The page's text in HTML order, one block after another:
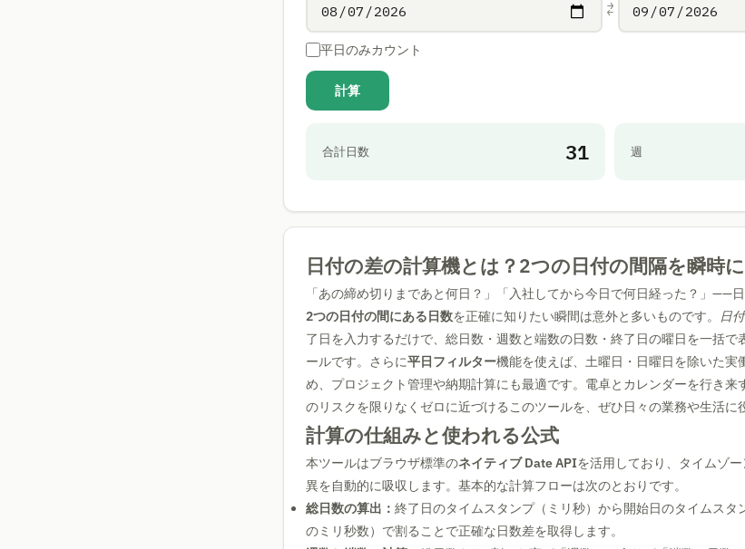
⇄
平日のみカウント
計算
合計日数 31 週
日付の差の計算機とは？2つの日付の間隔を瞬時
「あの締め切りまであと何日？」「入社してから今日で何日経った？」——
2つの日付の間にある日数を正確に知りたい瞬間は意外と多いものです。 日
了日を入力するだけで、総日数・週数と端数の日数・終了日の曜日を一括で
ールです。さらに平日フィルター機能を使えば、土曜日・日曜日を除いた実
め、プロジェクト管理や納期計算にも最適です。電卓とカレンダーを行き来
のリスクを限りなくゼロに近づけるこのツールを、ぜひ日々の業務や生活に
計算の仕組みと使われる公式
本ツールはブラウザ標準のネイティブ Date APIを活用しており、タイムゾ
異を自動的に吸収します。基本的な計算フローは次のとおりです。
総日数の算出： 終了日のタイムスタンプ（ミリ秒）から開始日のタイムスタ
のミリ秒数）で割ることで正確な日数差を取得します。